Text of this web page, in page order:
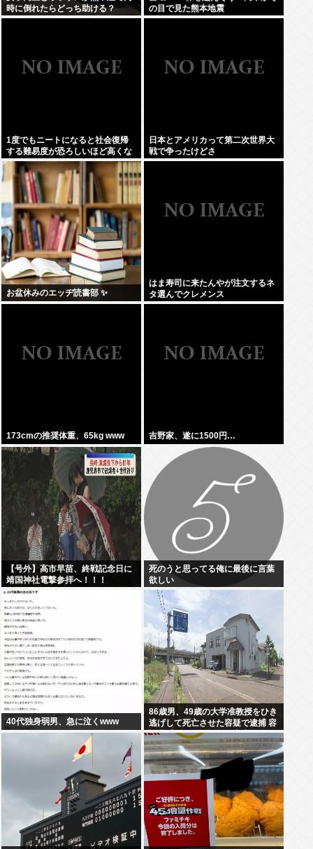
時に倒れたらどっち助ける？
の目で見た熊本地震
1度でもニートになると社会復帰
する難易度が恐ろしいほど高くな
ってしまう件
日本とアメリカって第二次世界大
戦で争ったけどさ
お盆休みのエッヂ読書部 ✨
はま寿司に来たんやが注文するネ
タ選んでクレメンス
173cmの推奨体重、65kg www 吉野家、遂に1500円…
【号外】高市早苗、終戦記念日に
靖国神社電撃参拝へ！！！
死のうと思ってる俺に最後に言葉
欲しい
40代独身弱男、急に泣くwww
86歳男、49歳の大学准教授をひき
逃げして死亡させた容疑で逮捕 容
疑者「ぶつかったのは大木」と否
認